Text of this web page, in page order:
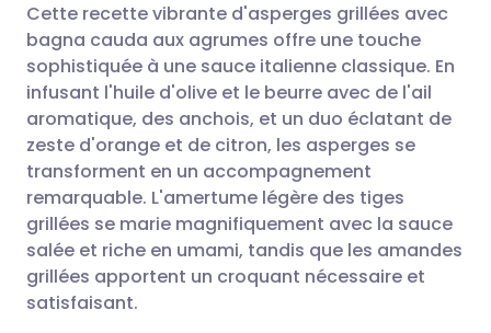
Partager par email
Partager sur Facebook
Partager via LinkedIn
Partager via X
🇬🇧 English 🇩🇪 Deutsch
🇪🇸 Español 🇫🇷 Français
🇮🇹 Italiano 🇵🇹
🇮🇳 हिन्दी 🇮🇱 עברית
Cette recette vibrante d'asperges grillées avec
bagna cauda aux agrumes offre une touche
sophistiquée à une sauce italienne classique. En
infusant l'huile d'olive et le beurre avec de l'ail
aromatique, des anchois, et un duo éclatant de
zeste d'orange et de citron, les asperges se
transforment en un accompagnement
remarquable. L'amertume légère des tiges
grillées se marie magnifiquement avec la sauce
salée et riche en umami, tandis que les amandes
grillées apportent un croquant nécessaire et
satisfaisant.